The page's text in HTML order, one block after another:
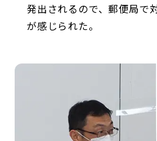
発出されるので、郵便局で
が感じられた。